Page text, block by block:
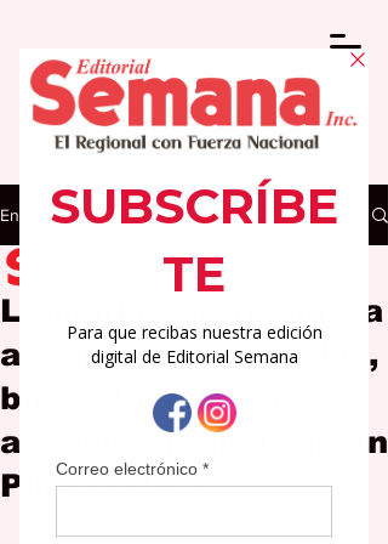
Entrada
Llamado apremiante a
abogados y abogadas,
busca fortalecer el
acceso a la justicia en
Puerto Rico
2 min de lectura